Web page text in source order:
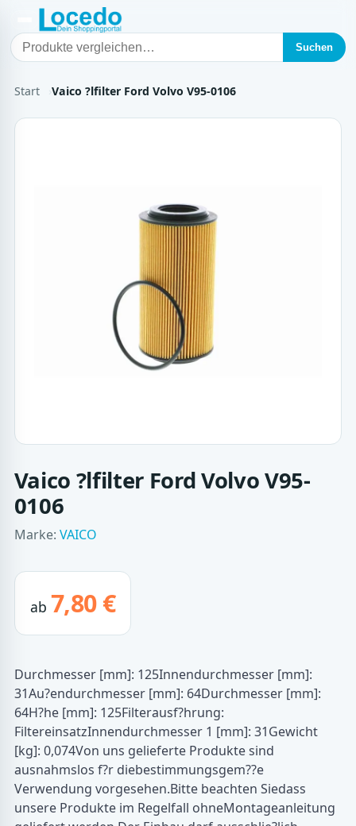
Suchen
Start Vaico ?lfilter Ford Volvo V95-0106
Vaico ?lfilter Ford Volvo V95-
0106
Marke: VAICO
ab 7,80 €
Durchmesser [mm]: 125Innendurchmesser [mm]:
31Au?endurchmesser [mm]: 64Durchmesser [mm]:
64H?he [mm]: 125Filterausf?hrung:
FiltereinsatzInnendurchmesser 1 [mm]: 31Gewicht
[kg]: 0,074Von uns gelieferte Produkte sind
ausnahmslos f?r diebestimmungsgem??e
Verwendung vorgesehen.Bitte beachten Siedass
unsere Produkte im Regelfall ohneMontageanleitung